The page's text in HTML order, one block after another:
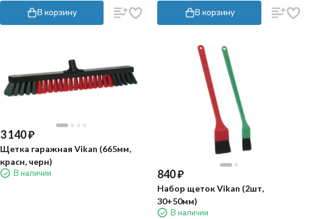
В корзину В корзину
3 140₽
Щетка гаражная Vikan (665мм,
красн, черн)
В наличии 840₽
Набор щеток Vikan (2шт,
30+50мм)
В наличии